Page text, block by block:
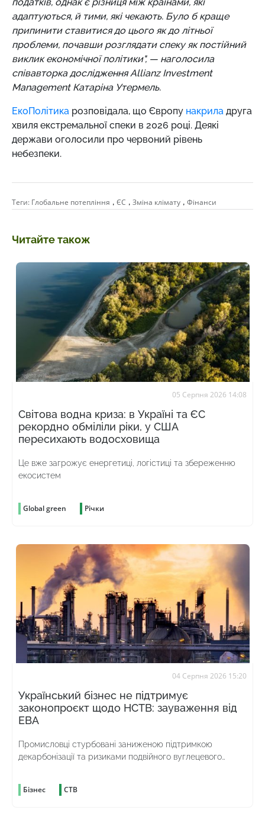
адаптуються, й тими, які чекають. Було б краще
припинити ставитися до цього як до літньої
проблеми, почавши розглядати спеку як постійний
виклик економічної політики", — наголосила
співавторка дослідження Allianz Investment
Management Катаріна Утермель.
ЕкоПолітика розповідала, що Європу накрила друга
хвиля екстремальної спеки в 2026 році. Деякі
держави оголосили про червоний рівень
небезпеки.
Теги: Глобальне потепління , ЄС , Зміна клімату , Фінанси
Читайте також
05 Серпня 2026 14:08
Світова водна криза: в Україні та ЄС
рекордно обміліли ріки, у США
пересихають водосховища
Це вже загрожує енергетиці, логістиці та збереженню
екосистем
Global green Річки
04 Серпня 2026 15:20
Український бізнес не підтримує
законопроєкт щодо НСТВ: зауваження від
ЕВА
Промисловці стурбовані заниженою підтримкою
декарбонізації та ризиками подвійного вуглецевого
Бізнес СТВ